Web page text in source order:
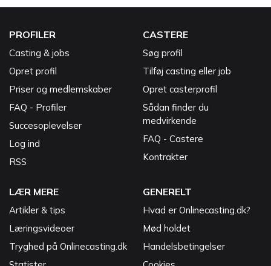
PROFILER
Casting & jobs
Opret profil
Priser og medlemskaber
FAQ - Profiler
Succesoplevelser
Log ind
RSS
CASTERE
Søg profil
Tilføj casting eller job
Opret casterprofil
Sådan finder du
medvirkende
FAQ - Castere
Kontrakter
LÆR MERE
Artikler & tips
Læringsvideoer
Tryghed på Onlinecasting.dk
GENERELT
Hvad er Onlinecasting.dk?
Mød holdet
Handelsbetingelser